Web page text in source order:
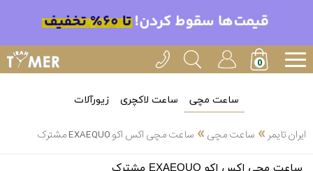
ساعت مچی ساعت لاکچری زیورآلات
ایران تایمر » ساعت مچی» ساعت مچی اکس اکو EXAEQUO مشترک
انتخاب